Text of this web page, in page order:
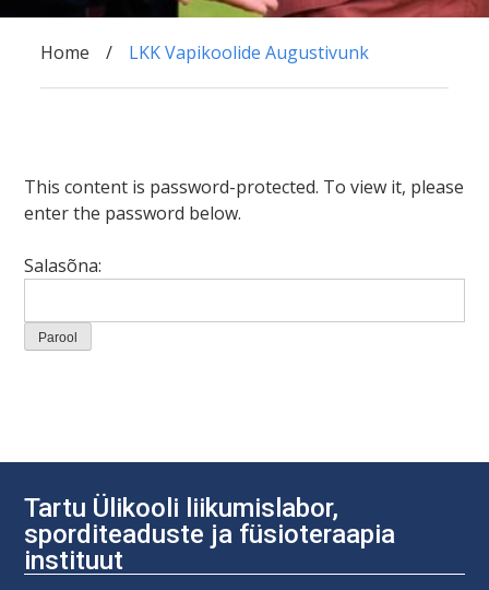
Home LKK Vapikoolide Augustivunk
This content is password-protected. To view it, please
enter the password below.
Salasõna:
Tartu Ülikooli liikumislabor,
sporditeaduste ja füsioteraapia
instituut